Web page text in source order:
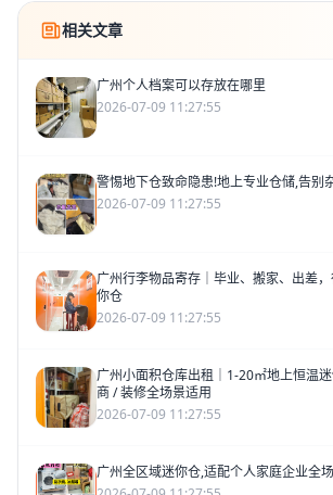
相关文章
广州个人档案可以存放在哪里
2026-07-09 11:27:55
警惕地下仓致命隐患!地上专业仓储,告别
2026-07-09 11:27:55
广州行李物品寄存｜毕业、搬家、出差
你仓
2026-07-09 11:27:55
广州小面积仓库出租｜1-20㎡地上恒温
商 / 装修全场景适用
2026-07-09 11:27:55
广州全区域迷你仓,适配个人家庭企业全